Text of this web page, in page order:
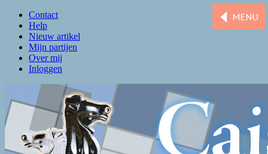
Contact
Help
Nieuw artikel
Mijn partijen
Over mij
Inloggen
Caissa Amsterdam
De levendigste schaakclub van Amsterdam